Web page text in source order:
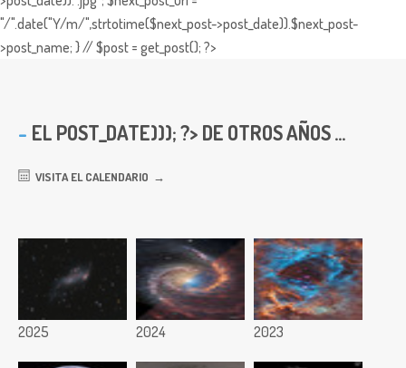
"/".date("Y/m/",strtotime($next_post->post_date)).$next_post-
>post_name; } // $post = get_post(); ?>
EL POST_DATE))); ?> DE OTROS AÑOS ...
VISITA EL CALENDARIO
2025 2024 2023